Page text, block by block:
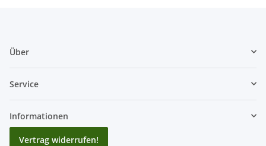
Über
Service
Informationen
Vertrag widerrufen!